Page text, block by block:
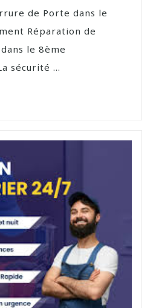
de Porte dans le
Réparation de
le 8ème
sécurité ...